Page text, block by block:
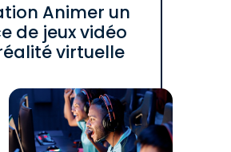
Animer un
de jeux vidéo
virtuelle